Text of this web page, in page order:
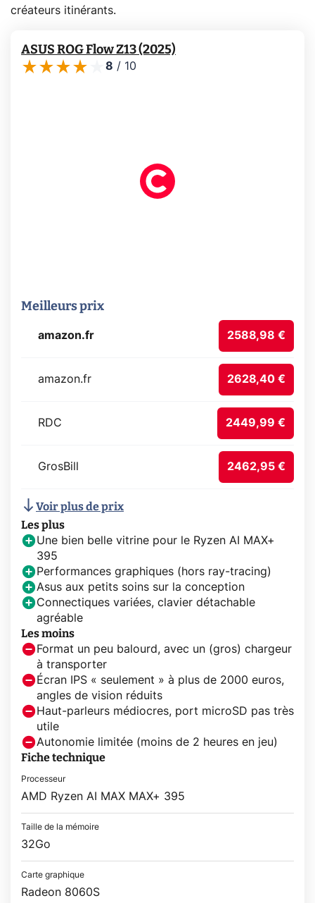
créateurs itinérants.
ASUS ROG Flow Z13 (2025)
8 / 10
Meilleurs prix
amazon.fr 2588,98 €
amazon.fr 2628,40 €
RDC 2449,99 €
GrosBill 2462,95 €
Voir plus de prix
Les plus
Une bien belle vitrine pour le Ryzen AI MAX+
395
Performances graphiques (hors ray-tracing)
Asus aux petits soins sur la conception
Connectiques variées, clavier détachable
agréable
Les moins
Format un peu balourd, avec un (gros) chargeur
à transporter
Écran IPS « seulement » à plus de 2000 euros,
angles de vision réduits
Haut-parleurs médiocres, port microSD pas très
utile
Autonomie limitée (moins de 2 heures en jeu)
Fiche technique
Processeur
AMD Ryzen AI MAX MAX+ 395
Taille de la mémoire
32Go
Carte graphique
Radeon 8060S